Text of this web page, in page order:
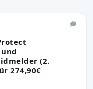
(2.
274,90€